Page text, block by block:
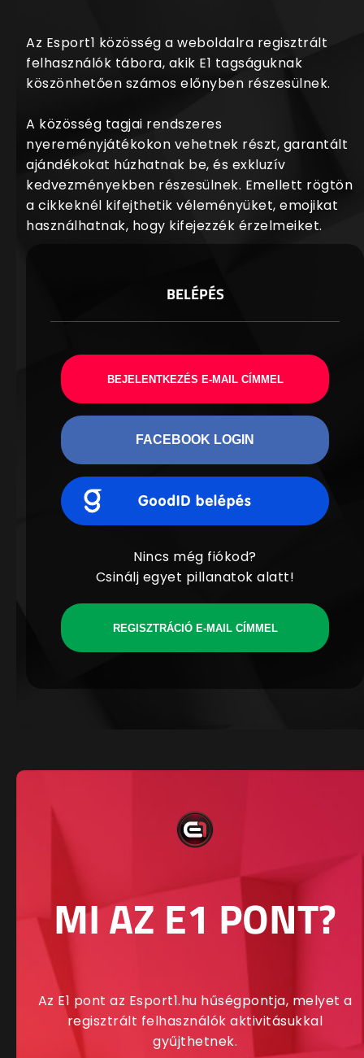
Az Esport1 közösség a weboldalra regisztrált
felhasználók tábora, akik E1 tagságuknak
köszönhetően számos előnyben részesülnek.
A közösség tagjai rendszeres
nyereményjátékokon vehetnek részt, garantált
ajándékokat húzhatnak be, és exkluzív
kedvezményekben részesülnek. Emellett rögtön
a cikkeknél kifejthetik véleményüket, emojikat
használhatnak, hogy kifejezzék érzelmeiket.
BELÉPÉS
BEJELENTKEZÉS E-MAIL CÍMMEL
FACEBOOK LOGIN
Nincs még fiókod?
Csinálj egyet pillanatok alatt!
REGISZTRÁCIÓ E-MAIL CÍMMEL
MI AZ E1 PONT?
Az E1 pont az Esport1.hu hűségpontja, melyet a
regisztrált felhasználók aktivitásukkal
gyűjthetnek.